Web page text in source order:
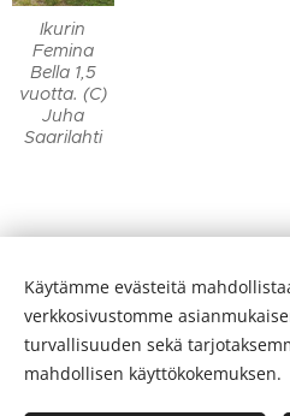
Ikurin
Femina
Bella 1,5
vuotta. (C)
Juha
Saarilahti
© 2026
Kaikki oikeudet
Käytämme evästeitä
verkkosivustomme
turvallisuuden sekä
mahdollisen käyttökokemuksen.